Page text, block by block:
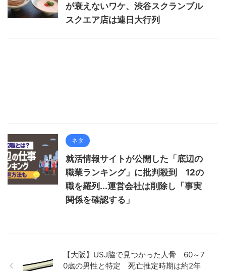
が衰えないワケ、渋谷スクランブル
スクエア店は連日大行列
ネタ
就活情報サイトが公開した「底辺の
職業ランキング」に批判殺到 12の
職を羅列...運営会社は削除し「事実
関係を確認する」
【大阪】USJ脇で見つかった人骨 60～7
0歳の男性と特定 死亡推定時期は約2年